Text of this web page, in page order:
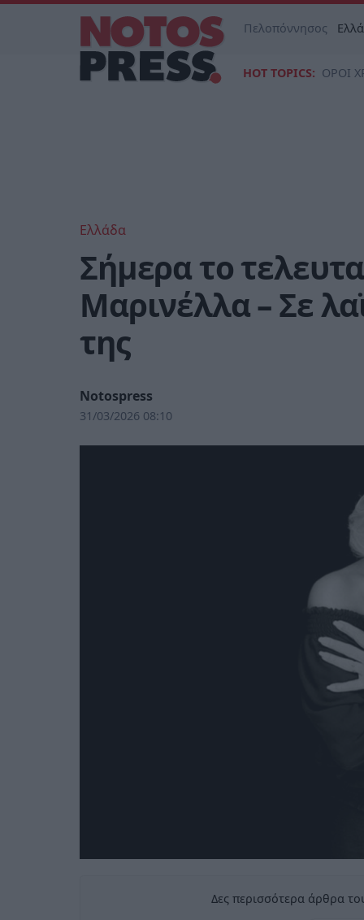
Πελοπόννησος
HOT TOPICS: ΟΡΟΙ
Ελλάδα
Σήμερα το
Μαρινέλλα – Σε
της
Notospress
31/03/2026 08:10
Δες περισσότερα άρθρα